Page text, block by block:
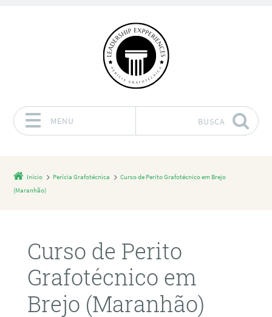
MENU BUSCA
Início Perícia Grafotécnica
Curso de Perito Grafotécnico em Brejo
(Maranhão)
Curso de Perito
Grafotécnico em
Brejo (Maranhão)